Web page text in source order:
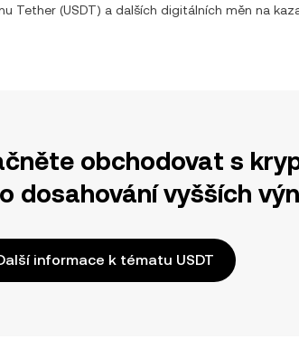
Tether (USDT) a dalších digitálních měn na
obchodovat s
dosahování vyšších
informace k tématu USDT